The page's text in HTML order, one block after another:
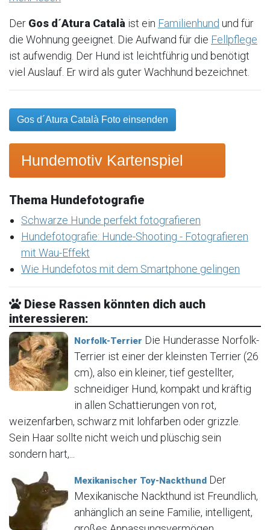
Der Gos d´Atura Català ist ein Familienhund und für
die Wohnung geeignet. Die Aufwand für die Fellpflege
ist aufwendig. Der Hund ist leichtführig und benötigt
viel Auslauf. Er wird als guter Wachhund bezeichnet.
Gos d´Atura Català Foto einsenden
Hundemotiv Kartenspiel
Thema Hundefotografie
Schwarze Hunde perfekt fotografieren
Hundefotografie: Hunde-Shooting - Fotografieren
mit Wau-Effekt
Wie Hundefotos mit dem Smartphone gelingen
Diese Rassen könnten dich auch
interessieren:
Norfolk-Terrier Die Hunderasse Norfolk-
Terrier ist einer der kleinsten Terrier (26
cm), also ein kleiner, tief gestellter,
schneidiger Hund, kompakt und kräftig
in allen Schattierungen von rot,
weizenfarben, schwarz mit lohfarben oder grizzle.
Sein Haar sollte nicht weich und plüschig sein
sondern hart,...
Mexikanischer Toy-Nackthund Der
Mexikanische Nackthund ist Freundlich,
anhänglich an seine Familie, intelligent,